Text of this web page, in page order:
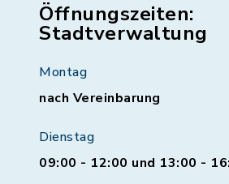
Öffnungszeiten:
Stadtverwaltung
Montag
nach Vereinbarung
Dienstag
09:00 - 12:00 und 13:00 -